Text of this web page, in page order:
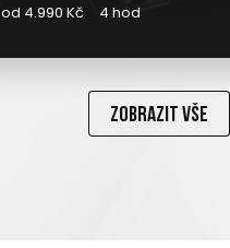
od 4.990 Kč 4 hod
Zobrazit vše